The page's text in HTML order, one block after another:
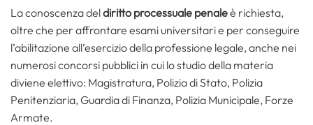
La conoscenza deldiritto processuale penaleè richiesta,
oltre che per affrontare esami universitari e per conseguire
l’abilitazione all’esercizio della professione legale, anche nei
numerosi concorsi pubblici in cui lo studio della materia
diviene elettivo: Magistratura, Polizia di Stato, Polizia
Penitenziaria, Guardia di Finanza, Polizia Municipale, Forze
Armate.